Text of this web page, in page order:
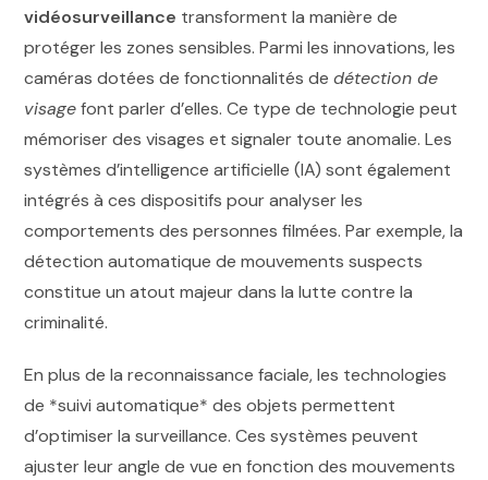
vidéosurveillance transforment la manière de
protéger les zones sensibles. Parmi les innovations, les
caméras dotées de fonctionnalités dedétection de
visagefont parler d’elles. Ce type de technologie peut
mémoriser des visages et signaler toute anomalie. Les
systèmes d’intelligence artificielle (IA) sont également
intégrés à ces dispositifs pour analyser les
comportements des personnes filmées. Par exemple, la
détection automatique de mouvements suspects
constitue un atout majeur dans la lutte contre la
criminalité.
En plus de la reconnaissance faciale, les technologies
de *suivi automatique* des objets permettent
d’optimiser la surveillance. Ces systèmes peuvent
ajuster leur angle de vue en fonction des mouvements